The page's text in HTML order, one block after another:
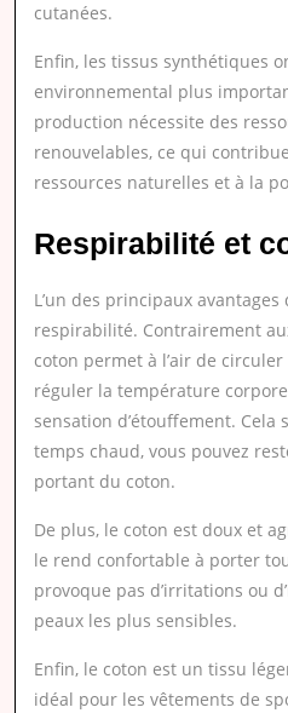
cutanées.
Enfin, les tissus synthétiques
environnemental plus
production nécessite des
renouvelables, ce qui
ressources naturelles et à la
Respirabilité et
L’un des principaux avantages
respirabilité. Contrairement
coton permet à l’air de
réguler la température
sensation d’étouffement.
temps chaud, vous pouvez
portant du coton.
De plus, le coton est doux et
le rend confortable à porter
provoque pas d’irritations ou
peaux les plus sensibles.
Enfin, le coton est un tissu
idéal pour les vêtements de